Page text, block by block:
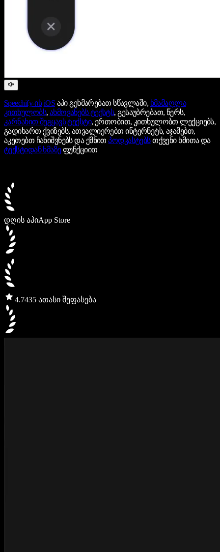
Speechify-ის iOS აპი გეხმარებათ სწავლაში, ხმამაღლა
კითხულობს, ახმოვანებს ტექსტს, გესაუბრებათ, წერს,
კარნახით შეგყავს ტექსტი, ერთობით, კითხულობთ ლექციებს,
გადიხართ ქვიზებს, ათვალიერებთ ინტერნეტს, აჯამებთ,
აკეთებთ ჩანიშვნებს და ქმნითპოდკასტებსთქვენი ხმითა და
ტექსტიდან ხმაზეფუნქციით
დღის აპიApp Store
4.7435 ათასი შეფასება